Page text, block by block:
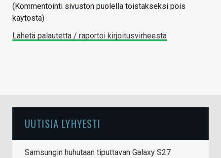
(Kommentointi sivuston puolella toistakseksi pois
käytöstä)
Lähetä palautetta / raportoi kirjoitusvirheestä
UUTISIA LYHYESTI
Samsungin huhutaan tiputtavan Galaxy S27